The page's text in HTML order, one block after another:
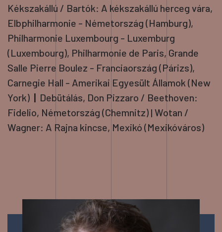
Kékszakállú / Bartók: A kékszakállú herceg vára,
Elbphilharmonie - Németország (Hamburg),
Philharmonie Luxembourg - Luxemburg
(Luxembourg), Philharmonie de Paris, Grande
Salle Pierre Boulez - Franciaország (Párizs),
Carnegie Hall - Amerikai Egyesült Államok (New
York) | Debütálás, Don Pizzaro / Beethoven:
Fidelio, Németország (Chemnitz) | Wotan /
Wagner: A Rajna kincse, Mexikó (Mexikóváros)